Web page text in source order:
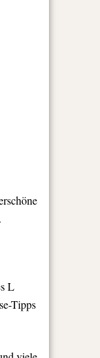
L
Tipps